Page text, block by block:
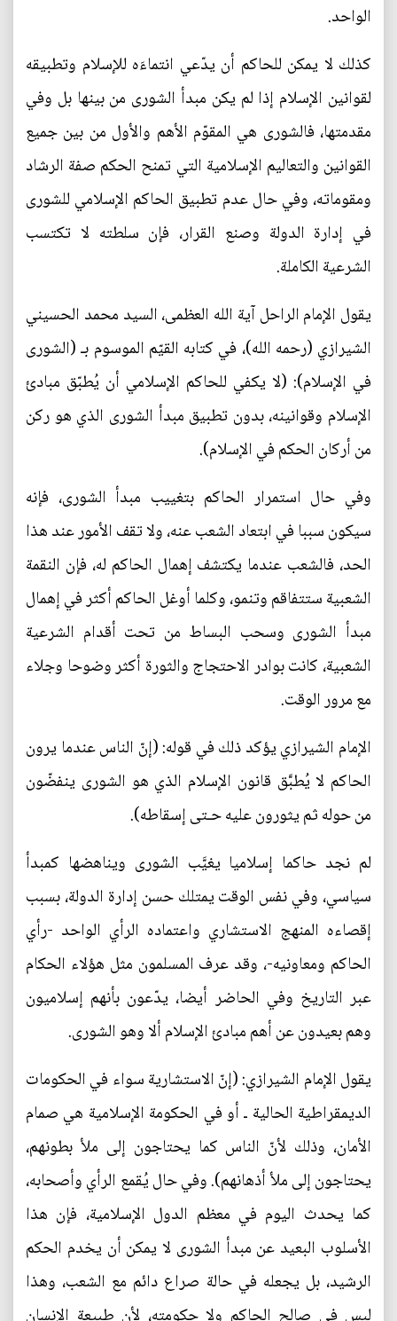
الواحد.
كذلك لا يمكن للحاكم أن يدّعي انتماءَه للإسلام وتطبيقه
لقوانين الإسلام إذا لم يكن مبدأ الشورى من بينها بل وفي
مقدمتها، فالشورى هي المقوّم الأهم والأول من بين جميع
القوانين والتعاليم الإسلامية التي تمنح الحكم صفة الرشاد
ومقوماته، وفي حال عدم تطبيق الحاكم الإسلامي للشورى
في إدارة الدولة وصنع القرار، فإن سلطته لا تكتسب
الشرعية الكاملة.
يقول الإمام الراحل آية الله العظمى، السيد محمد الحسيني
الشيرازي (رحمه الله)، في كتابه القيّم الموسوم بـ (الشورى
في الإسلام): (لا يكفي للحاكم الإسلامي أن يُطبّق مبادئ
الإسلام وقوانينه، بدون تطبيق مبدأ الشورى الذي هو ركن
من أركان الحكم في الإسلام).
وفي حال استمرار الحاكم بتغييب مبدأ الشورى، فإنه
سيكون سببا في ابتعاد الشعب عنه، ولا تقف الأمور عند هذا
الحد، فالشعب عندما يكتشف إهمال الحاكم له، فإن النقمة
الشعبية ستتفاقم وتنمو، وكلما أوغل الحاكم أكثر في إهمال
مبدأ الشورى وسحب البساط من تحت أقدام الشرعية
الشعبية، كانت بوادر الاحتجاج والثورة أكثر وضوحا وجلاء
مع مرور الوقت.
الإمام الشيرازي يؤكد ذلك في قوله: (إنّ الناس عندما يرون
الحاكم لا يُطبَّق قانون الإسلام الذي هو الشورى ينفضّون
من حوله ثم يثورون عليه حـتى إسقاطه).
لم نجد حاكما إسلاميا يغيَّب الشورى ويناهضها كمبدأ
سياسي، وفي نفس الوقت يمتلك حسن إدارة الدولة، بسبب
إقصاءه المنهج الاستشاري واعتماده الرأي الواحد -رأي
الحاكم ومعاونيه-، وقد عرف المسلمون مثل هؤلاء الحكام
عبر التاريخ وفي الحاضر أيضا، يدّعون بأنهم إسلاميون
وهم بعيدون عن أهم مبادئ الإسلام ألا وهو الشورى.
يقول الإمام الشيرازي: (إنّ الاستشارية سواء في الحكومات
الديمقراطية الحالية ـ أو في الحكومة الإسلامية هي صمام
الأمان، وذلك لأنّ الناس كما يحتاجون إلى ملأ بطونهم،
يحتاجون إلى ملأ أذهانهم). وفي حال يُقمع الرأي وأصحابه،
كما يحدث اليوم في معظم الدول الإسلامية، فإن هذا
الأسلوب البعيد عن مبدأ الشورى لا يمكن أن يخدم الحكم
الرشيد، بل يجعله في حالة صراع دائم مع الشعب، وهذا